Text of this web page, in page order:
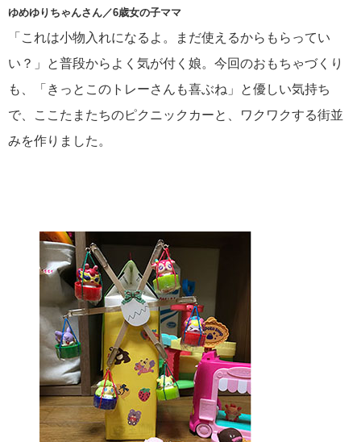
ゆめゆりちゃんさん／6歳女の子ママ
「これは小物入れになるよ。まだ使えるからもらってい
い？」と普段からよく気が付く娘。今回のおもちゃづくり
も、「きっとこのトレーさんも喜ぶね」と優しい気持ち
で、ここたまたちのピクニックカーと、ワクワクする街並
みを作りました。